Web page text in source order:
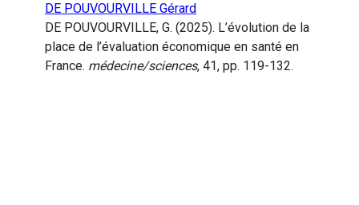
DE POUVOURVILLE Gérard
DE POUVOURVILLE, G. (2025). L’évolution de la
place de l’évaluation économique en santé en
France. médecine/sciences, 41, pp. 119-132.